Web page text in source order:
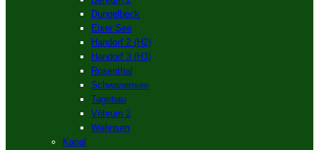
Dungelbeck
Eixer See
Handorf 2 (H2)
Handorf 3 (H3)
Rosenthal
Schwanensee
Tagebau
Vöhrum 2
Wehnsen
Kanal